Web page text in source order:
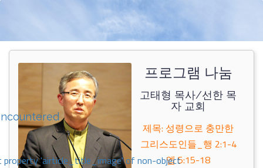
property 'airticle_title_image' of non-object
프로그램 나눔
고태형 목사/선한 목
자 교회
제목: 성령으로 충만한
그리스도인들_행 2:1-4
엡 5:15-18